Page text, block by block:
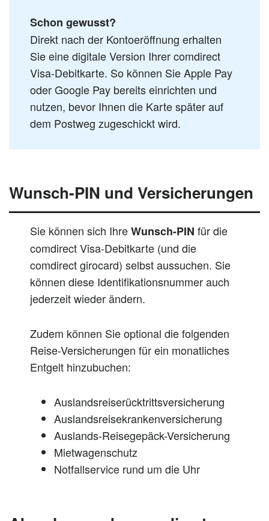
Schon gewusst?
Direkt nach der Kontoeröffnung erhalten
Sie eine digitale Version Ihrer comdirect
Visa-Debitkarte. So können Sie Apple Pay
oder Google Pay bereits einrichten und
nutzen, bevor Ihnen die Karte später auf
dem Postweg zugeschickt wird.
Wunsch-PIN und Versicherungen
Sie können sich IhreWunsch-PIN für die
comdirect Visa-Debitkarte (und die
comdirect girocard) selbst aussuchen. Sie
können diese Identifikationsnummer auch
jederzeit wieder ändern.
Zudem können Sie optional die folgenden
Reise-Versicherungen für ein monatliches
Entgelt hinzubuchen:
Auslandsreiserücktrittsversicherung
Auslandsreisekrankenversicherung
Auslands-Reisegepäck-Versicherung
Mietwagenschutz
Notfallservice rund um die Uhr